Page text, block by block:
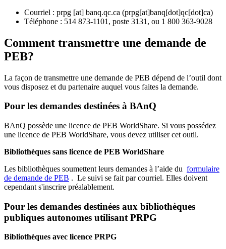
Courriel : prpg [at] banq.qc.ca (prpg[at]banq[dot]qc[dot]ca)
Téléphone : 514 873-1101, poste 3131, ou 1 800 363-9028
Comment transmettre une demande de
PEB?
La façon de transmettre une demande de PEB dépend de l’outil dont
vous disposez et du partenaire auquel vous faites la demande.
Pour les demandes destinées à BAnQ
BAnQ possède une licence de PEB WorldShare. Si vous possédez
une licence de PEB WorldShare, vous devez utiliser cet outil.
Bibliothèques sans licence de PEB WorldShare
Les bibliothèques soumettent leurs demandes à l’aide du formulaire
de demande de PEB . Le suivi se fait par courriel. Elles doivent
cependant s'inscrire préalablement.
Pour les demandes destinées aux bibliothèques
publiques autonomes utilisant PRPG
Bibliothèques avec licence PRPG